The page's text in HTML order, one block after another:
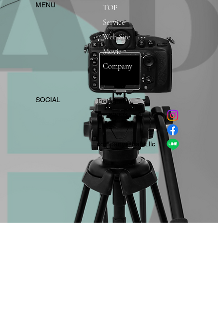
​MENU
TOP
Service
Web Site
Movie
Company
​SOCIAL
Instagram
​Facebook
company＠habit.llc